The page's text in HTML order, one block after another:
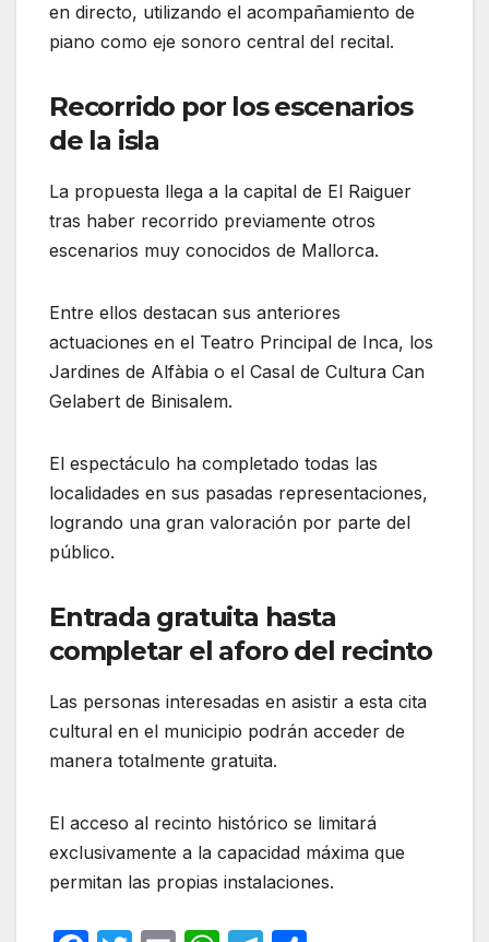
en directo, utilizando el acompañamiento de
piano como eje sonoro central del recital.
Recorrido por los escenarios
de la isla
La propuesta llega a la capital de El Raiguer
tras haber recorrido previamente otros
escenarios muy conocidos de Mallorca.
Entre ellos destacan sus anteriores
actuaciones en el Teatro Principal de Inca, los
Jardines de Alfàbia o el Casal de Cultura Can
Gelabert de Binisalem.
El espectáculo ha completado todas las
localidades en sus pasadas representaciones,
logrando una gran valoración por parte del
público.
Entrada gratuita hasta
completar el aforo del recinto
Las personas interesadas en asistir a esta cita
cultural en el municipio podrán acceder de
manera totalmente gratuita.
El acceso al recinto histórico se limitará
exclusivamente a la capacidad máxima que
permitan las propias instalaciones.